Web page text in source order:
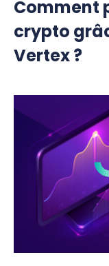
Comment
crypto
Vertex ?